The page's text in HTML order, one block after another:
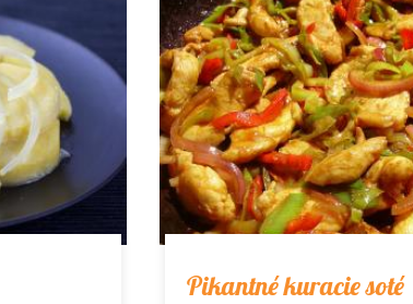
Pikantné kuracie soté